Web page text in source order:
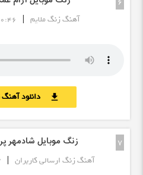
آهنگ زنگ ملایم |
download دانلود آهنگ
7 زنگ موبایل شادمهر
آهنگ زنگ ارسالی کاربران |